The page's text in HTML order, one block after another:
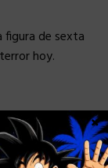
figura de sexta
hoy.
×